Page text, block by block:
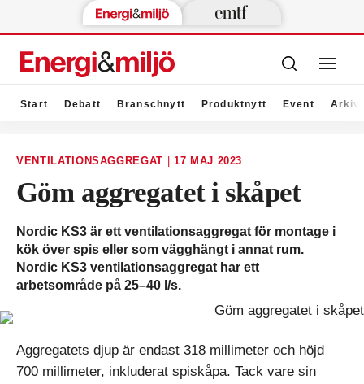
Start Debatt Branschnytt Produktnytt Event Arkiv
VENTILATIONSAGGREGAT 17 MAJ 2023
Göm aggregatet i skåpet
Nordic KS3 är ett ventilationsaggregat för montage i
kök över spis eller som vägghängt i annat rum.
Nordic KS3 ventilationsaggregat har ett
arbetsområde på 25–40 l/s.
Aggregatets djup är endast 318 millimeter och höjd
700 millimeter, inkluderat spiskåpa. Tack vare sin